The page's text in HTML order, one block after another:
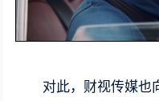
对此，财视传媒也